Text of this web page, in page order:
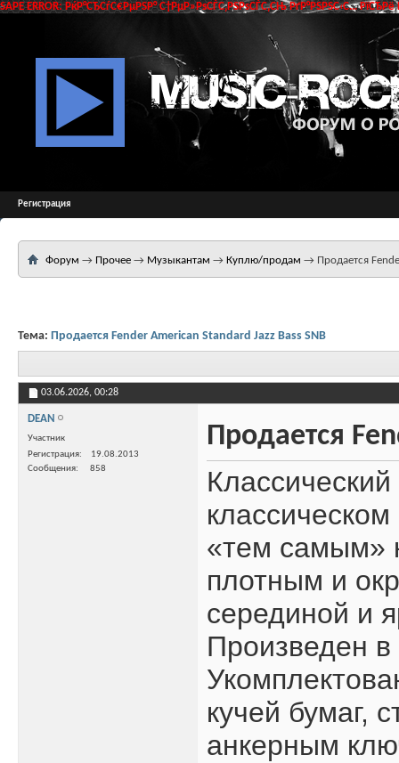
SAPE ERROR: РќР°СЂСѓС€РµРЅР° С†РµР»РѕСЃС‚РЅРѕСЃС‚СЊ РґР°РЅРЅС‹С…
Регистрация
Форум → Прочее → Музыкантам → Куплю/продам → Продается
Тема: Продается Fender American Standard Jazz Bass SNB
03.06.2026, 00:28
DEAN
Участник
Регистрация
19.08.2013
Сообщения
858
Продается
«тем самым»
плотным и
серединой и
Произведен
кучей бумаг,
анкерным